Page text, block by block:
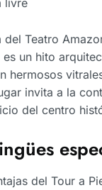
del Teatro
es un hito
hermosos
invita a la
del centro
del Tour a